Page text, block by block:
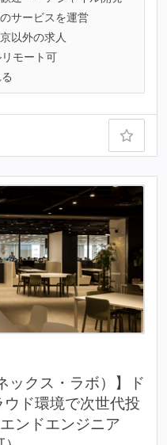
サービスを運営
以外の求人
モート可
ックス・ラボ）】ド
ド環境で次世代投
ンドエンジニア